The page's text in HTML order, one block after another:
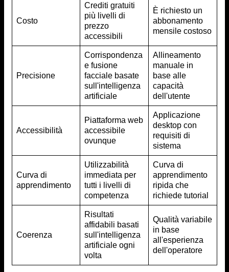
Costo
Crediti gratuiti
più livelli di
prezzo
accessibili
È richiesto un
abbonamento
mensile costoso
Precisione
Corrispondenza
e fusione
facciale basate
sull'intelligenza
artificiale
Allineamento
manuale in
base alle
capacità
dell'utente
Accessibilità
Piattaforma web
accessibile
ovunque
Applicazione
desktop con
requisiti di
sistema
Curva di
apprendimento
Utilizzabilità
immediata per
tutti i livelli di
competenza
Curva di
apprendimento
ripida che
richiede tutorial
Coerenza
Risultati
affidabili basati
sull'intelligenza
artificiale ogni
volta
Qualità variabile
in base
all'esperienza
dell'operatore